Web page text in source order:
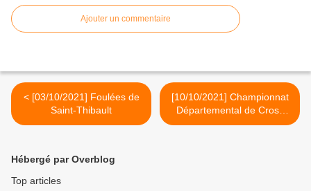
Ajouter un commentaire
< [03/10/2021] Foulées de
Saint-Thibault
[10/10/2021] Championnat
Départemental de Cross
Long >
Hébergé par Overblog
Top articles